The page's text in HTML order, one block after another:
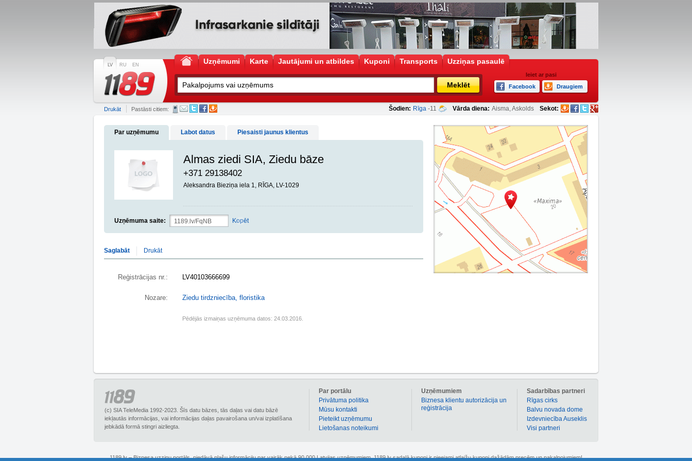
LV RU EN Uzņēmumi Karte Jautājumi un atbildes Kuponi Transports Uzziņas pasaulē
Meklēt
Ieiet ar pasi
Facebook
Draugiem
Šodien: Rīga -11 Vārda diena: Aisma, Askolds Sekot:
Drukāt Pastāsti citiem:
Par uzņēmumu Labot datus Piesaisti jaunus klientus
Almas ziedi SIA, Ziedu bāze
+371 29138402
Aleksandra Bieziņa iela 1, RĪGA, LV-1029
Uzņēmuma saite: Kopēt
Saglabāt Drukāt
Reģistrācijas nr.: LV40103666699
Nozare: Ziedu tirdzniecība, floristika
Pēdējās izmaiņas uzņēmuma datos: 24.03.2016.
(c) SIA TeleMedia 1992-2023. Šīs datu bāzes, tās daļas vai datu bāzē
iekļautās informācijas, vai informācijas daļas pavairošana un/vai izplatīšana
jebkādā formā stingri aizliegta.
Sadarbības partneri
Rīgas cirks
Balvu novada dome
Izdevniecība Auseklis
Visi partneri
Uzņēmumiem
Biznesa klientu autorizācija un
reģistrācija
Par portālu
Privātuma politika
Mūsu kontakti
Pieteikt uzņēmumu
Lietošanas noteikumi
1189.lv – Biznesa uzziņu portāls, piedāvā plašu informāciju par vairāk nekā 90 000 Latvijas uzņēmumiem. 1189.lv sadaļā kuponi ir pieejami atlaižu kuponi dažādām precēm un pakalpojumiem!